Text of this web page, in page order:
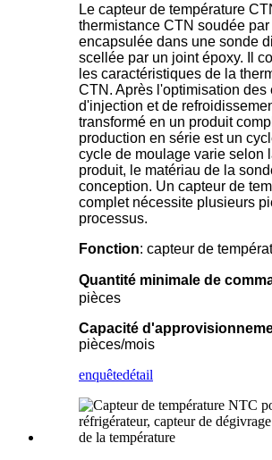
Le capteur de température
thermistance CTN soudée par
encapsulée dans une sonde
scellée par un joint époxy. Il
les caractéristiques de la
CTN. Après l'optimisation des
d'injection et de
transformé en un produit
production en série est un
cycle de moulage varie selon
produit, le matériau de la
conception. Un capteur de
complet nécessite plusieurs
processus.
Fonction: capteur de
Quantité minimale de
pièces
Capacité
pièces/mois
enquêtedétail